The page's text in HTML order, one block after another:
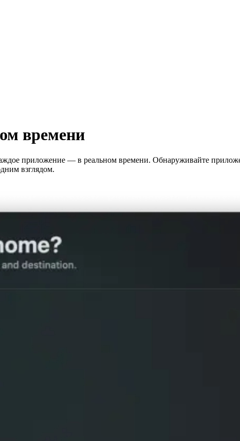
времени
приложение — в реальном времени. Обнаруживайте
взглядом.